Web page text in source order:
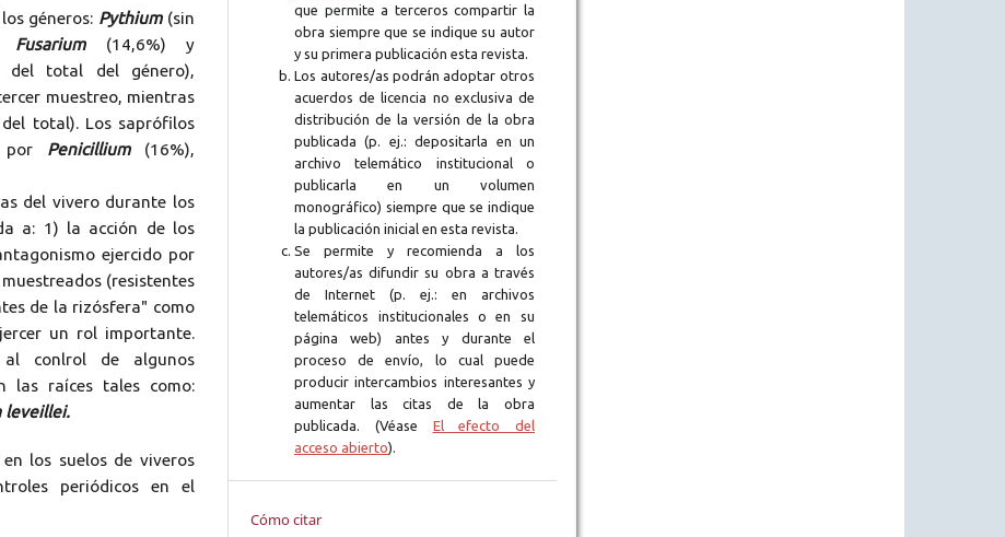
géneros: Pythium(sin
Fusarium
(14,6%) y
total del género),
muestreo, mientras
total). Los saprófilos
por Penicillium(16%),
del vivero durante los
a: 1) la acción de los
ejercido por
(resistentes
de la rizósfera" como
un rol importante.
al conlrol de algunos
las raíces tales como:
leveillei.
los suelos de viveros
periódicos en el
que permite a terceros compartir la
obra siempre que se indique su autor
y su primera publicación esta revista.
Los autores/as podrán adoptar otros
acuerdos de licencia no exclusiva de
distribución de la versión de la obra
publicada (p. ej.: depositarla en un
archivo telemático institucional o
publicarla en un volumen
monográfico) siempre que se indique
la publicación inicial en esta revista.
Se permite y recomienda a los
autores/as difundir su obra a través
de Internet (p. ej.: en archivos
telemáticos institucionales o en su
página web) antes y durante el
proceso de envío, lo cual puede
producir intercambios interesantes y
aumentar las citas de la obra
publicada. (Véase El efecto del
acceso abierto).
Cómo citar